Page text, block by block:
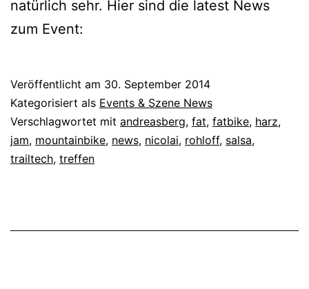
natürlich sehr. Hier sind die latest News
zum Event:
Veröffentlicht am 30. September 2014
Kategorisiert als Events & Szene News
Verschlagwortet mit andreasberg, fat, fatbike, harz,
jam, mountainbike, news, nicolai, rohloff, salsa,
trailtech, treffen